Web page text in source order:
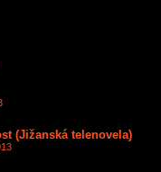
(Jižanská telenovela)